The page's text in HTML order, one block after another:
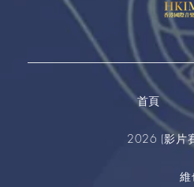
首頁
2026 (影片
維